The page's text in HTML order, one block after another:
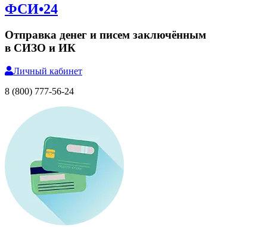
ФСИ•24
Отправка денег и писем заключённым
в СИЗО и ИК
Личный кабинет
8 (800) 777-56-24